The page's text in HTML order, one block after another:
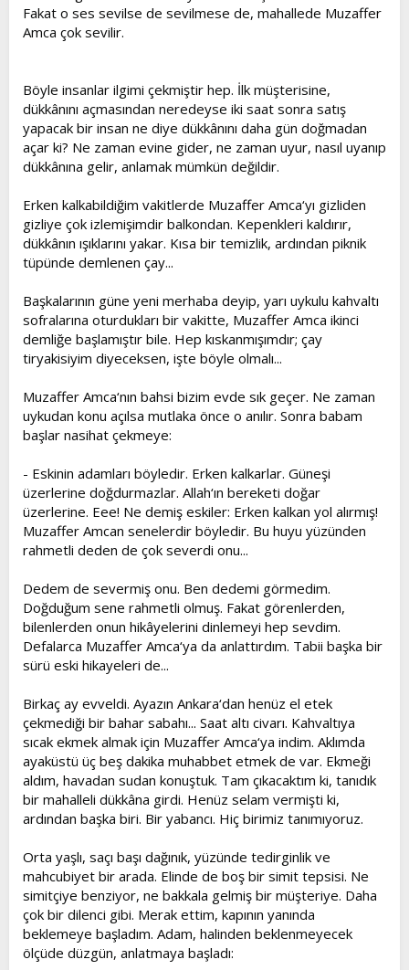
Fakat o ses sevilse de sevilmese de, mahallede Muzaffer
Amca çok sevilir.
Böyle insanlar ilgimi çekmiştir hep. İlk müşterisine,
dükkânını açmasından neredeyse iki saat sonra satış
yapacak bir insan ne diye dükkânını daha gün doğmadan
açar ki? Ne zaman evine gider, ne zaman uyur, nasıl uyanıp
dükkânına gelir, anlamak mümkün değildir.
Erken kalkabildiğim vakitlerde Muzaffer Amca‘yı gizliden
gizliye çok izlemişimdir balkondan. Kepenkleri kaldırır,
dükkânın ışıklarını yakar. Kısa bir temizlik, ardından piknik
tüpünde demlenen çay...
Başkalarının güne yeni merhaba deyip, yarı uykulu kahvaltı
sofralarına oturdukları bir vakitte, Muzaffer Amca ikinci
demliğe başlamıştır bile. Hep kıskanmışımdır; çay
tiryakisiyim diyeceksen, işte böyle olmalı...
Muzaffer Amca‘nın bahsi bizim evde sık geçer. Ne zaman
uykudan konu açılsa mutlaka önce o anılır. Sonra babam
başlar nasihat çekmeye:
- Eskinin adamları böyledir. Erken kalkarlar. Güneşi
üzerlerine doğdurmazlar. Allah‘ın bereketi doğar
üzerlerine. Eee! Ne demiş eskiler: Erken kalkan yol alırmış!
Muzaffer Amcan senelerdir böyledir. Bu huyu yüzünden
rahmetli deden de çok severdi onu...
Dedem de severmiş onu. Ben dedemi görmedim.
Doğduğum sene rahmetli olmuş. Fakat görenlerden,
bilenlerden onun hikâyelerini dinlemeyi hep sevdim.
Defalarca Muzaffer Amca‘ya da anlattırdım. Tabii başka bir
sürü eski hikayeleri de...
Birkaç ay evveldi. Ayazın Ankara‘dan henüz el etek
çekmediği bir bahar sabahı... Saat altı civarı. Kahvaltıya
sıcak ekmek almak için Muzaffer Amca‘ya indim. Aklımda
ayaküstü üç beş dakika muhabbet etmek de var. Ekmeği
aldım, havadan sudan konuştuk. Tam çıkacaktım ki, tanıdık
bir mahalleli dükkâna girdi. Henüz selam vermişti ki,
ardından başka biri. Bir yabancı. Hiç birimiz tanımıyoruz.
Orta yaşlı, saçı başı dağınık, yüzünde tedirginlik ve
mahcubiyet bir arada. Elinde de boş bir simit tepsisi. Ne
simitçiye benziyor, ne bakkala gelmiş bir müşteriye. Daha
çok bir dilenci gibi. Merak ettim, kapının yanında
beklemeye başladım. Adam, halinden beklenmeyecek
ölçüde düzgün, anlatmaya başladı: